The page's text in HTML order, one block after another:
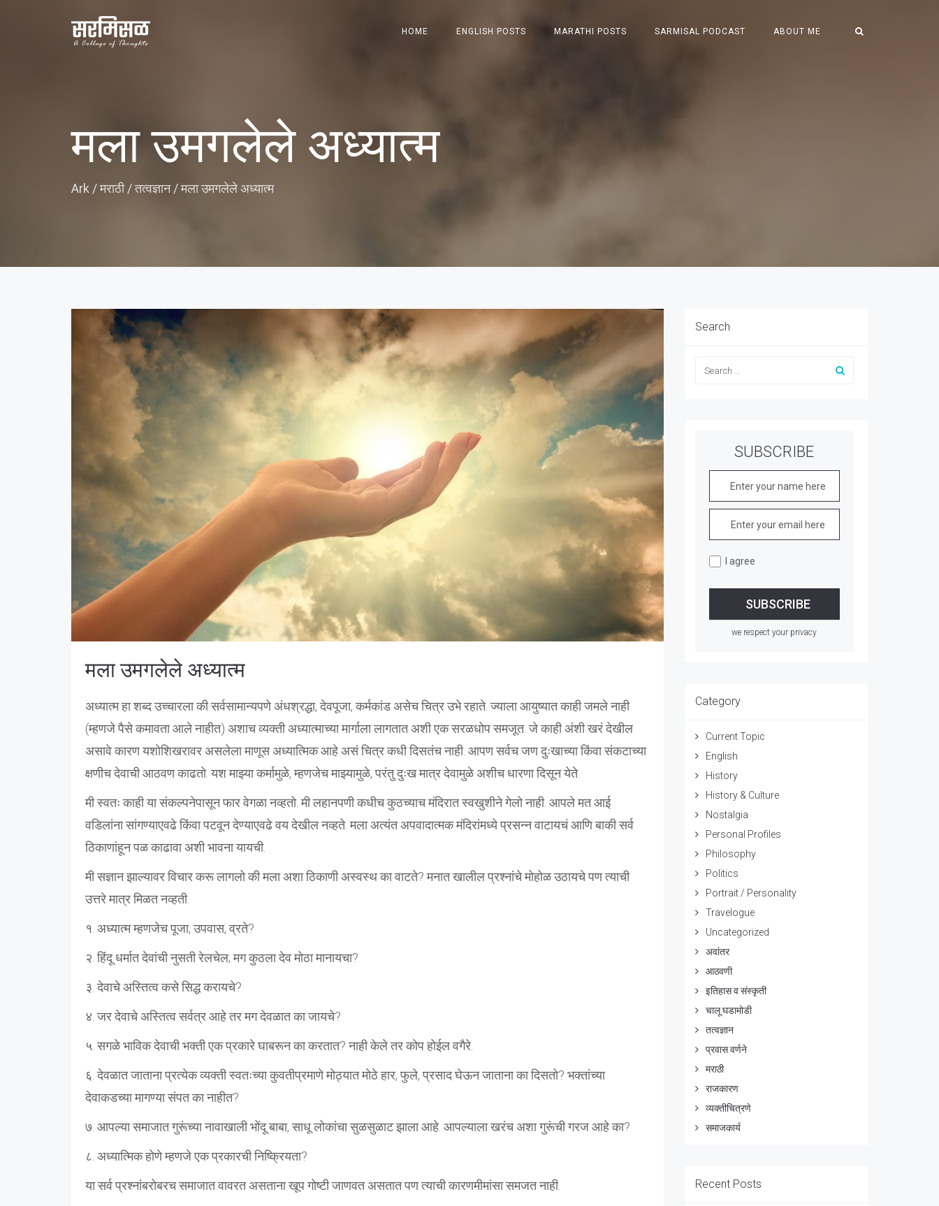
HOME ENGLISH POSTS MARATHI POSTS SARMISAL PODCAST ABOUT ME
मला उमगलेले अध्यात्म
Ark /मराठी/तत्वज्ञान/मला उमगलेले अध्यात्म
मला उमगलेले अध्यात्म
अध्यात्म हा शब्द उच्चारला की सर्वसामान्यपणे अंधश्रद्धा, देवपूजा, कर्मकांड असेच चित्र उभे रहाते. ज्याला आयुष्यात काही जमले नाही
(म्हणजे पैसे कमावता आले नाहीत) अशाच व्यक्ती अध्यात्माच्या मार्गाला लागतात अशी एक सरळधोप समजूत. जे काही अंशी खरं देखील
असावे कारण यशोशिखरावर असलेला माणूस अध्यात्मिक आहे असं चित्र कधी दिसतंच नाही. आपण सर्वच जण दुःखाच्या किंवा संकटाच्या
क्षणीच देवाची आठवण काढतो. यश माझ्या कर्मामुळे, म्हणजेच माझ्यामुळे, परंतु दुःख मात्र देवामुळे अशीच धारणा दिसून येते.
मी स्वतः काही या संकल्पनेपासून फार वेगळा नव्हतो. मी लहानपणी कधीच कुठच्याच मंदिरात स्वखुशीने गेलो नाही. आपले मत आई
वडिलांना सांगण्याएवढे किंवा पटवून देण्याएवढे वय देखील नव्हते. मला अत्यंत अपवादात्मक मंदिरांमध्ये प्रसन्न वाटायचं आणि बाकी सर्व
ठिकाणांहून पळ काढावा अशी भावना यायची.
मी सज्ञान झाल्यावर विचार करू लागलो की मला अशा ठिकाणी अस्वस्थ का वाटते? मनात खालील प्रश्नांचे मोहोळ उठायचे पण त्याची
उत्तरे मात्र मिळत नव्हती.
१. अध्यात्म म्हणजेच पूजा, उपवास, व्रते?
२. हिंदू धर्मात देवांची नुसती रेलचेल; मग कुठला देव मोठा मानायचा?
३. देवाचे अस्तित्व कसे सिद्ध करायचे?
४. जर देवाचे अस्तित्व सर्वत्र आहे तर मग देवळात का जायचे?
५. सगळे भाविक देवाची भक्ती एक प्रकारे घाबरून का करतात? नाही केले तर कोप होईल वगैरे.
६. देवळात जाताना प्रत्येक व्यक्ती स्वतःच्या कुवतीप्रमाणे मोठ्यात मोठे हार, फुले, प्रसाद घेऊन जाताना का दिसतो? भक्तांच्या
देवाकडच्या मागण्या संपत का नाहीत?
७. आपल्या समाजात गुरूंच्या नावाखाली भोंदू बाबा, साधू लोकांचा सुळसुळाट झाला आहे. आपल्याला खरंच अशा गुरूंची गरज आहे का?
८. अध्यात्मिक होणे म्हणजे एक प्रकारची निष्क्रियता?
या सर्व प्रश्नांबरोबरच समाजात वावरत असताना खूप गोष्टी जाणवत असतात पण त्याची कारणमीमांसा समजत नाही.
Search
SUBSCRIBE
I agree
we respect your privacy
Category
Current Topic
English
History
History & Culture
Nostalgia
Personal Profiles
Philosophy
Politics
Portrait / Personality
Travelogue
Uncategorized
अवांतर
आठवणी
इतिहास व संस्कृती
चालू घडामोडी
तत्वज्ञान
प्रवास वर्णने
मराठी
राजकारण
व्यक्तीचित्रणे
समाजकार्य
Recent Posts